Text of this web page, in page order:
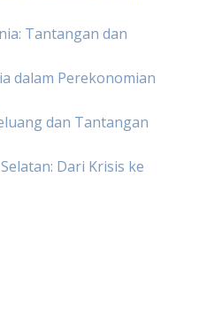
Tantangan dan
dalam Perekonomian
dan Tantangan
Dari Krisis ke